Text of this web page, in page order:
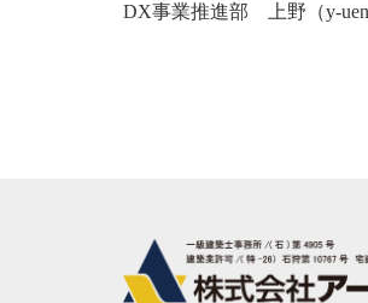
DX事業推進部 上野（y-